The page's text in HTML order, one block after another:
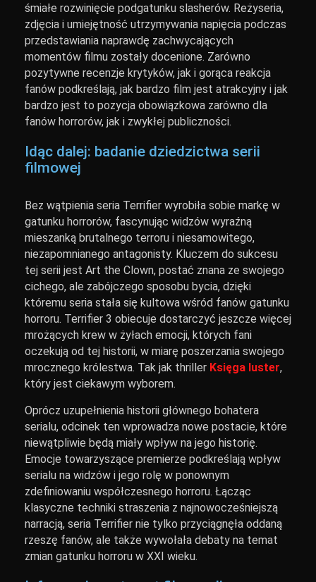
śmiałe rozwinięcie podgatunku slasherów. Reżyseria,
zdjęcia i umiejętność utrzymywania napięcia podczas
przedstawiania naprawdę zachwycających
momentów filmu zostały docenione. Zarówno
pozytywne recenzje krytyków, jak i gorąca reakcja
fanów podkreślają, jak bardzo film jest atrakcyjny i jak
bardzo jest to pozycja obowiązkowa zarówno dla
fanów horrorów, jak i zwykłej publiczności.
Idąc dalej: badanie dziedzictwa serii
filmowej
Bez wątpienia seria Terrifier wyrobiła sobie markę w
gatunku horrorów, fascynując widzów wyraźną
mieszanką brutalnego terroru i niesamowitego,
niezapomnianego antagonisty. Kluczem do sukcesu
tej serii jest Art the Clown, postać znana ze swojego
cichego, ale zabójczego sposobu bycia, dzięki
któremu seria stała się kultowa wśród fanów gatunku
horroru. Terrifier 3 obiecuje dostarczyć jeszcze więcej
mrożących krew w żyłach emocji, których fani
oczekują od tej historii, w miarę poszerzania swojego
mrocznego królestwa. Tak jak thriller Księga luster,
który jest ciekawym wyborem.
Oprócz uzupełnienia historii głównego bohatera
serialu, odcinek ten wprowadza nowe postacie, które
niewątpliwie będą miały wpływ na jego historię.
Emocje towarzyszące premierze podkreślają wpływ
serialu na widzów i jego rolę w ponownym
zdefiniowaniu współczesnego horroru. Łącząc
klasyczne techniki straszenia z najnowocześniejszą
narracją, seria Terrifier nie tylko przyciągnęła oddaną
rzeszę fanów, ale także wywołała debaty na temat
zmian gatunku horroru w XXI wieku.